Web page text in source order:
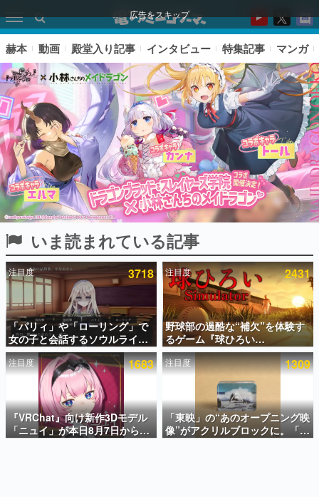
広告をスキップ
ピックアップ
電ファミのいま読まれている記事ランキング
アプリセール情報
インタビュー
連載・特集一覧
殿堂入り記事
SNS拡散数が数千以上！ ページビュー数万以上！ などな
ど。多くの人々に読まれた、電ファミ渾身の“殿堂入り”記
事をまとめました。
赫本 動画 殿堂入り記事 インタビュー 特集記事 マンガ
いま読まれている記事
注目度 3718
「パリィ」や「ローリング」で
女の子と会話するソウルライク
恋愛ゲーム『小早川さんはソウ
ルライク』無料公開。返事に失
敗すると「YOU DIED」
注目度 2431
野球部の過酷な“補欠”を体験す
るゲーム『球ひろい
Simulator』が「1件」のウィッ
シュリストをもとにチェコ語に
対応しSNSで話題に。『キング
ダム・カム』開発元やチェコの
プロ野球選手から称賛の声
注目度 1683
『VRChat』向け新作3Dモデル
「ニュイ」が本日8月7日から
BOOTHにて発売。瞳に光る星
注目度 1309
「東映」の“あのオープニング映
像”がアクリルブロックに。「東
映ヒストリカル グッズコレクシ